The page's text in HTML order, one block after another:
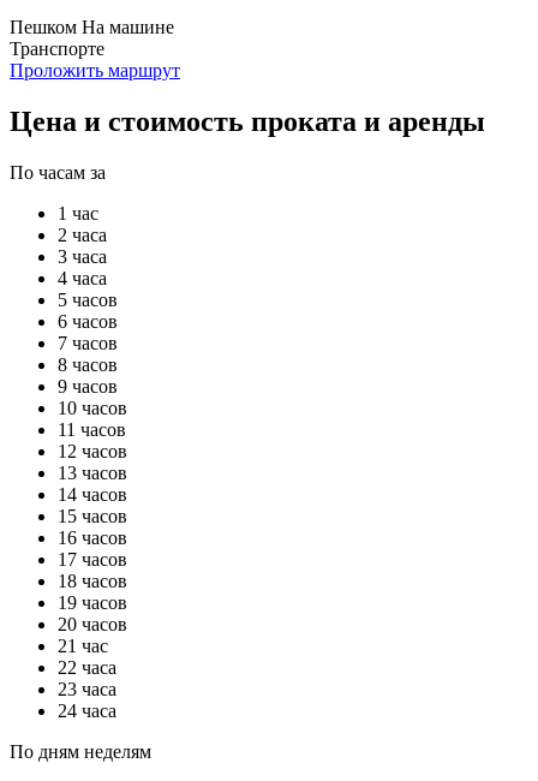
Пешком На машине
Транспорте
Проложить маршрут
Цена и стоимость проката и аренды
По часам за
1 час
2 часа
3 часа
4 часа
5 часов
6 часов
7 часов
8 часов
9 часов
10 часов
11 часов
12 часов
13 часов
14 часов
15 часов
16 часов
17 часов
18 часов
19 часов
20 часов
21 час
22 часа
23 часа
24 часа
По дням неделям